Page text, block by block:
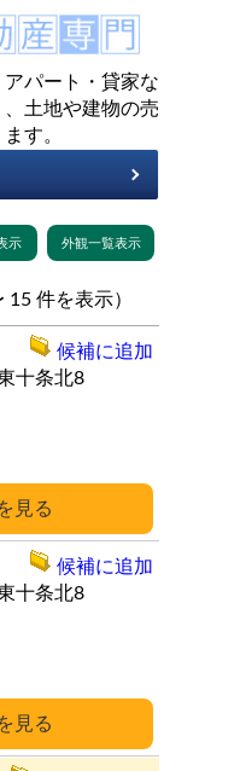
パート・貸家な
土地や建物の売
す。
（ 1 〜 15 件を表示）
十条北8
候補に追加
十条北8
候補に追加